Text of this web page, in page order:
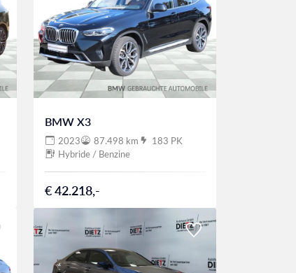
BMW X3
2023 87.498 km
183 PK
Hybride / Benzine
€ 42.218,-